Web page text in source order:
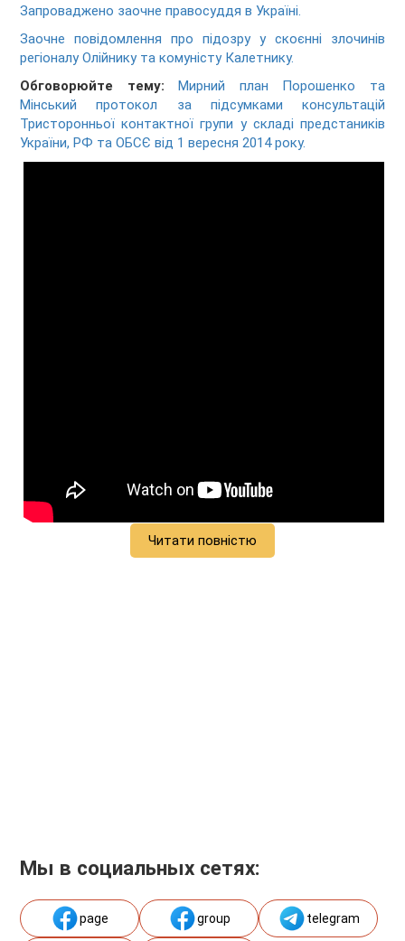
Запроваджено заочне правосуддя в Україні.
Заочне повідомлення про підозру у скоєнні злочинів
регіоналу Олійнику та комуністу Калетнику.
Обговорюйте тему:
Мирний план Порошенко та
Мінський протокол за підсумками консультацій
Тристоронньої контактної групи у складі предстаників
України, РФ та ОБСЄ від 1 вересня 2014 року.
Читати повністю
Мы в социальных сетях:
page group telegram